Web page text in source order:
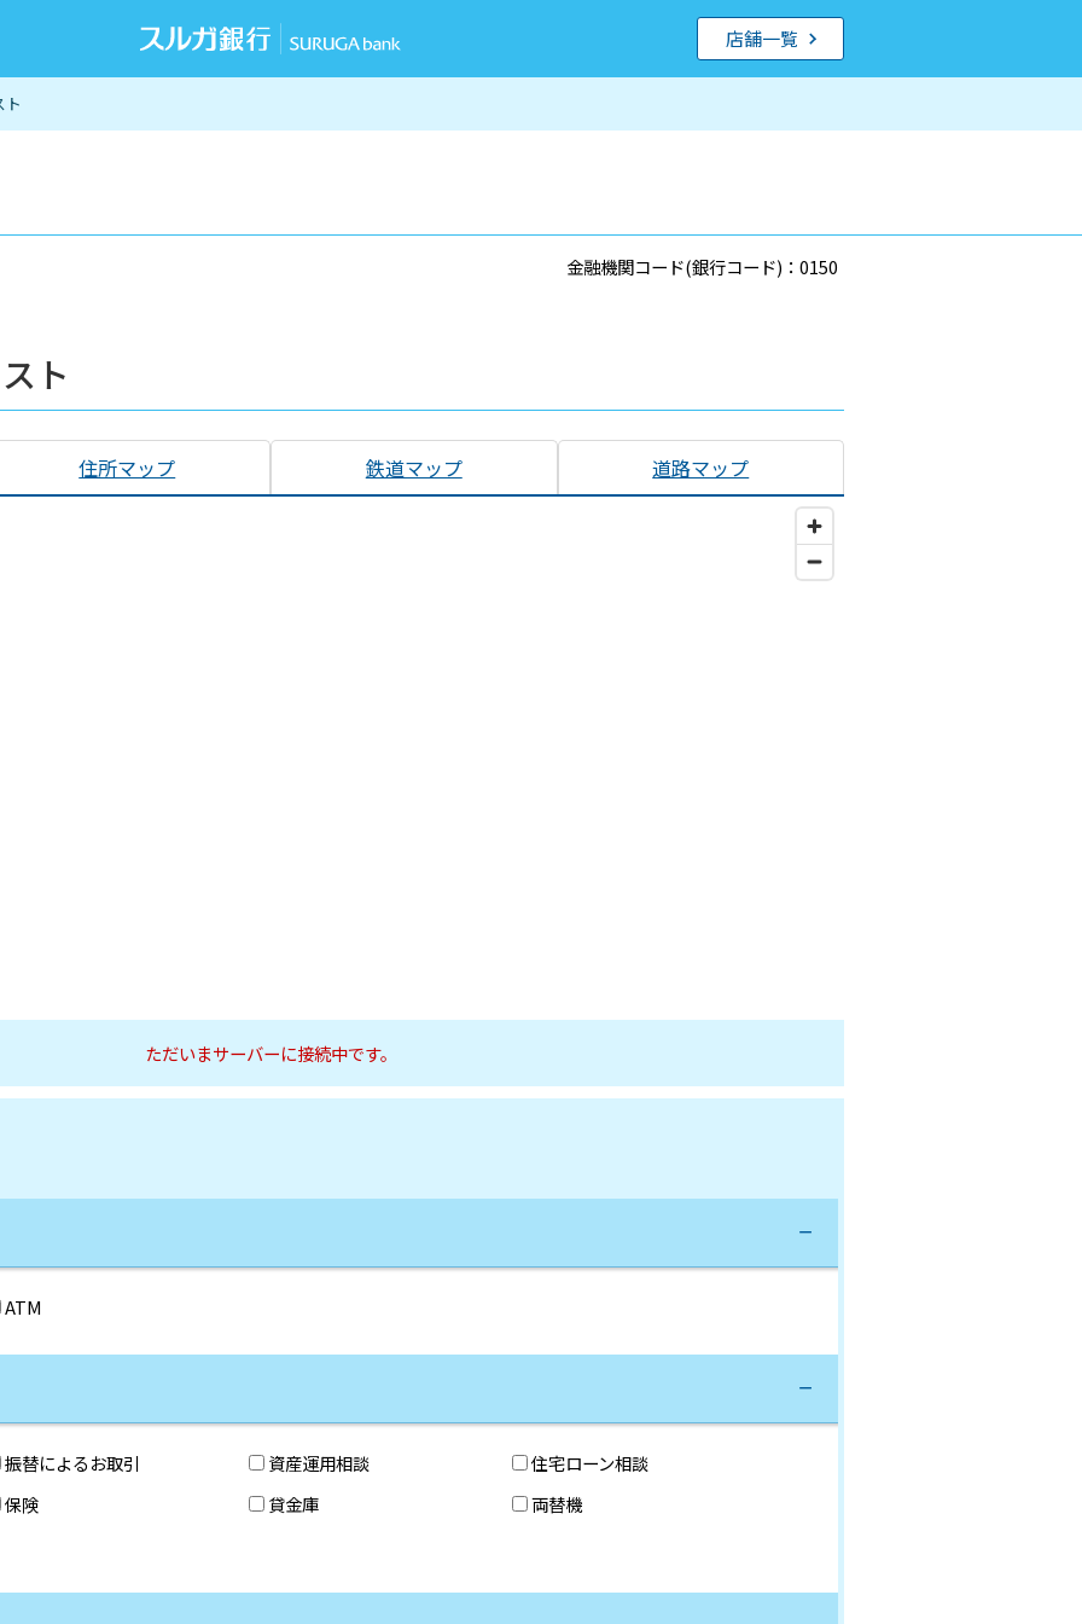
ト
店舗一覧
金融機関コード(銀行コード)：0150
ト
住所マップ 鉄道マップ 道路マップ
ただいまサーバーに接続中です。
ATM
振替によるお取引 資産運用相談
住宅ローン相談
保険 貸金庫
両替機